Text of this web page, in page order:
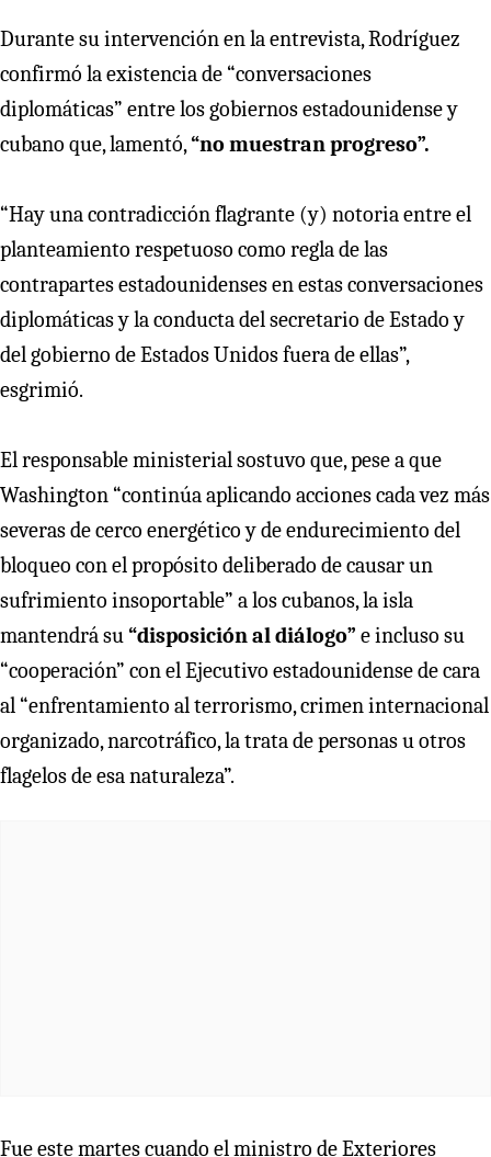
Durante su intervención en la entrevista, Rodríguez
confirmó la existencia de “conversaciones
diplomáticas” entre los gobiernos estadounidense y
cubano que, lamentó,“no muestran progreso”.
“Hay una contradicción flagrante (y) notoria entre el
planteamiento respetuoso como regla de las
contrapartes estadounidenses en estas conversaciones
diplomáticas y la conducta del secretario de Estado y
del gobierno de Estados Unidos fuera de ellas”,
esgrimió.
El responsable ministerial sostuvo que, pese a que
Washington “continúa aplicando acciones cada vez más
severas de cerco energético y de endurecimiento del
bloqueo con el propósito deliberado de causar un
sufrimiento insoportable” a los cubanos, la isla
mantendrá su“disposición al diálogo” e incluso su
“cooperación” con el Ejecutivo estadounidense de cara
al “enfrentamiento al terrorismo, crimen internacional
organizado, narcotráfico, la trata de personas u otros
flagelos de esa naturaleza”.
Fue este martes cuando el ministro de Exteriores